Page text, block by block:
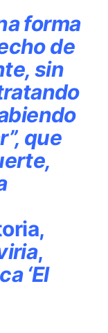
forma
de
sin
que
,
‘El